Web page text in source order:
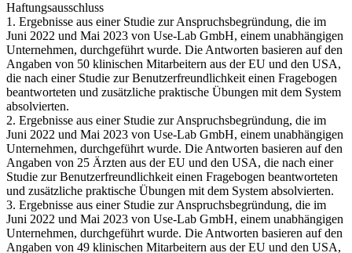
Haftungsausschluss
1. Ergebnisse aus einer Studie zur Anspruchsbegründung, die im
Juni 2022 und Mai 2023 von Use-Lab GmbH, einem unabhängigen
Unternehmen, durchgeführt wurde. Die Antworten basieren auf den
Angaben von 50 klinischen Mitarbeitern aus der EU und den USA,
die nach einer Studie zur Benutzerfreundlichkeit einen Fragebogen
beantworteten und zusätzliche praktische Übungen mit dem System
absolvierten.
2. Ergebnisse aus einer Studie zur Anspruchsbegründung, die im
Juni 2022 und Mai 2023 von Use-Lab GmbH, einem unabhängigen
Unternehmen, durchgeführt wurde. Die Antworten basieren auf den
Angaben von 25 Ärzten aus der EU und den USA, die nach einer
Studie zur Benutzerfreundlichkeit einen Fragebogen beantworteten
und zusätzliche praktische Übungen mit dem System absolvierten.
3. Ergebnisse aus einer Studie zur Anspruchsbegründung, die im
Juni 2022 und Mai 2023 von Use-Lab GmbH, einem unabhängigen
Unternehmen, durchgeführt wurde. Die Antworten basieren auf den
Angaben von 49 klinischen Mitarbeitern aus der EU und den USA,